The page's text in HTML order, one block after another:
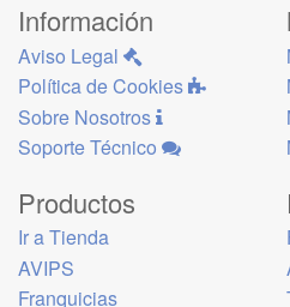
Información
Aviso Legal
Política de Cookies
Sobre Nosotros
Soporte Técnico
Productos
Ir a Tienda
AVIPS
Franquicias